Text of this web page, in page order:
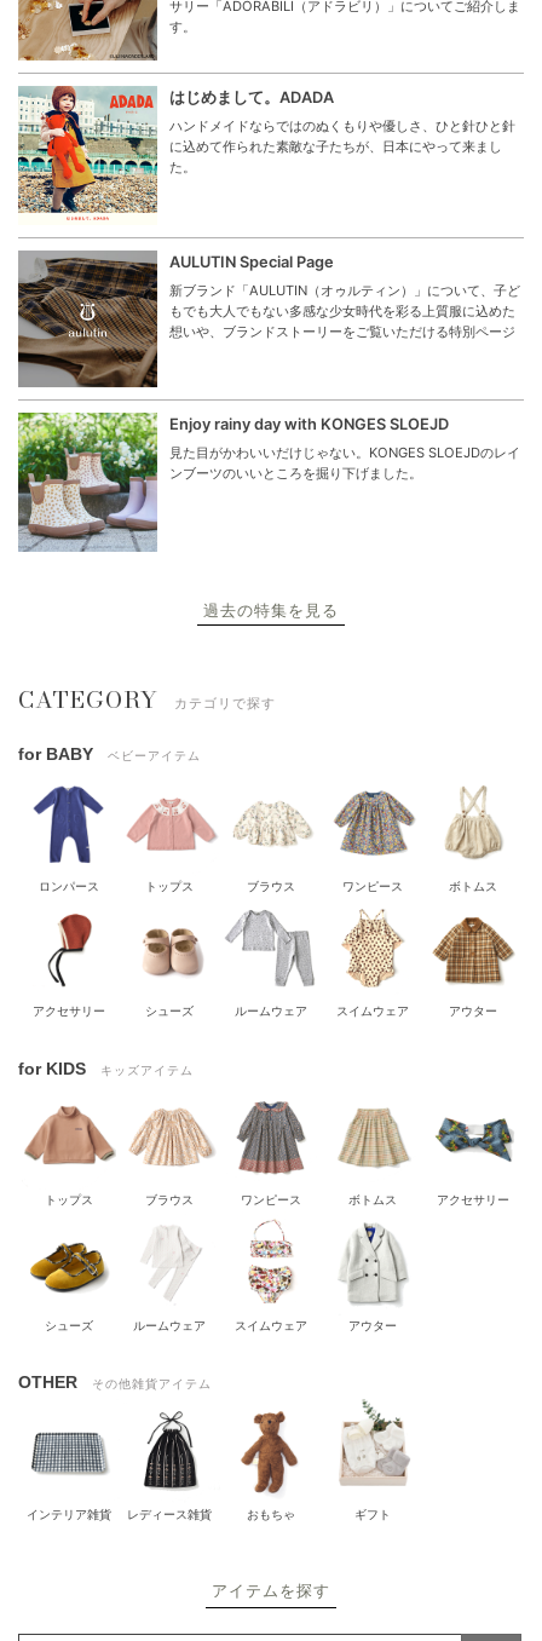
サリー「ADORABILI（アドラビリ）」についてご紹介しま
す。
はじめまして。ADADA
ハンドメイドならではのぬくもりや優しさ、ひと針ひと針
に込めて作られた素敵な子たちが、日本にやって来まし
た。
AULUTIN Special Page
新ブランド「AULUTIN（オゥルティン）」について、子ど
もでも大人でもない多感な少女時代を彩る上質服に込めた
想いや、ブランドストーリーをご覧いただける特別ページ
Enjoy rainy day with KONGES SLOEJD
見た目がかわいいだけじゃない。KONGES SLOEJDのレイ
ンブーツのいいところを掘り下げました。
過去の特集を見る
CATEGORY カテゴリで探す
for BABY ベビーアイテム
ロンパース トップス ブラウス ワンピース ボトムス
アクセサリー シューズ ルームウェア スイムウェア アウター
for KIDS キッズアイテム
トップス ブラウス ワンピース ボトムス アクセサリー
シューズ ルームウェア スイムウェア アウター
OTHER その他雑貨アイテム
インテリア雑貨 レディース雑貨 おもちゃ ギフト
アイテムを探す